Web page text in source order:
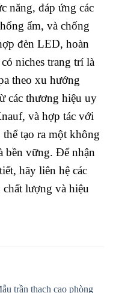
năng, đáp ứng các
ẩm, và chống
đèn LED, hoàn
niches trang trí là
theo xu hướng
các thương hiệu uy
và hợp tác với
tạo ra một không
bền vững. Để nhận
hãy liên hệ các
lượng và hiệu